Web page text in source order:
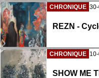
CHRONIQUE
REZN -
CHRONIQUE
SHOW ME